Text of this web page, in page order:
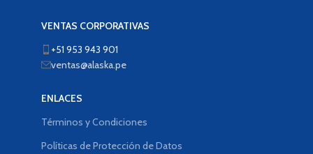
VENTAS CORPORATIVAS
+51 953 943 901
ventas@alaska.pe
ENLACES
Términos y Condiciones
Políticas de Protección de Datos